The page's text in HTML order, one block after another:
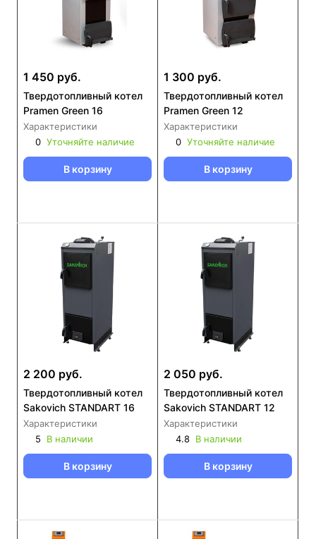
1 450 руб.
Твердотопливный котел
Pramen Green 16
Характеристики
0 Уточняйте наличие
В корзину
1 300 руб.
Твердотопливный котел
Pramen Green 12
Характеристики
0 Уточняйте наличие
В корзину
2 200 руб.
Твердотопливный котел
Sakovich STANDART 16
Характеристики
5
В наличии
В корзину
2 050 руб.
Твердотопливный котел
Sakovich STANDART 12
Характеристики
4.8 В наличии
В корзину